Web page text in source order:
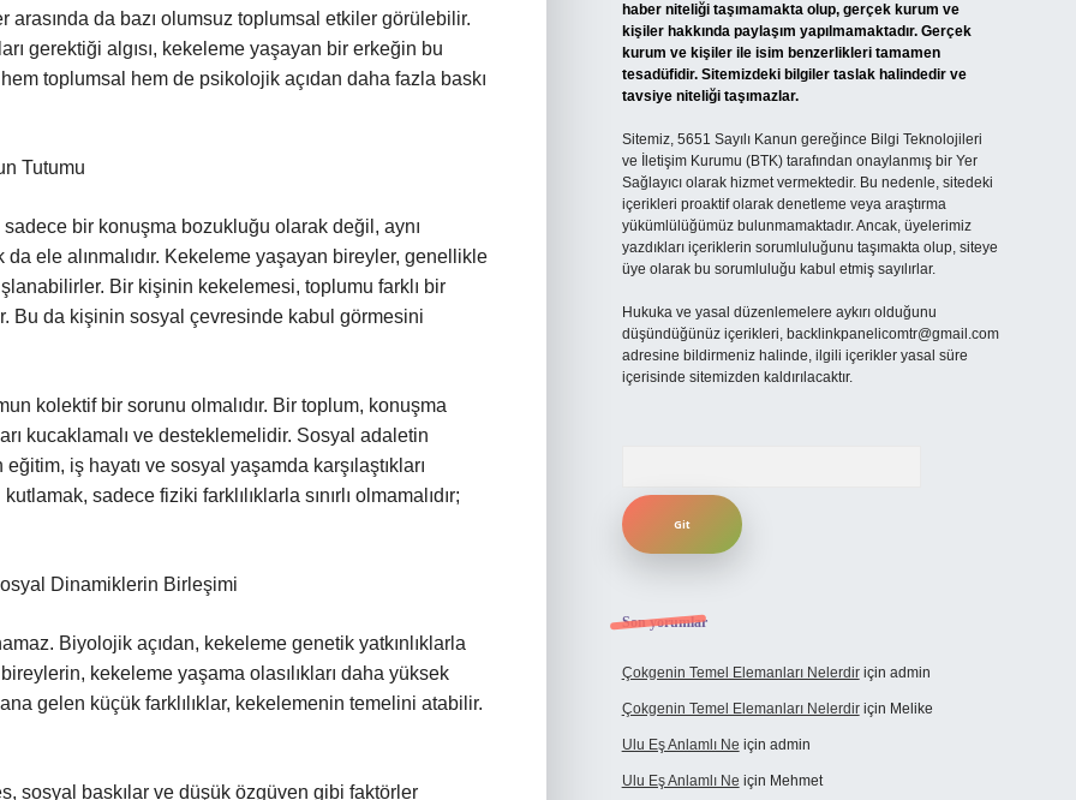
arasında da bazı olumsuz toplumsal etkiler görülebilir.
gerektiği algısı, kekeleme yaşayan bir erkeğin bu
toplumsal hem de psikolojik açıdan daha fazla baskı
Tutumu
bir konuşma bozukluğu olarak değil, aynı
ele alınmalıdır. Kekeleme yaşayan bireyler, genellikle
Bir kişinin kekelemesi, toplumu farklı bir
Bu da kişinin sosyal çevresinde kabul görmesini
kolektif bir sorunu olmalıdır. Bir toplum, konuşma
kucaklamalı ve desteklemelidir. Sosyal adaletin
iş hayatı ve sosyal yaşamda karşılaştıkları
sadece fiziki farklılıklarla sınırlı olmamalıdır;
Dinamiklerin Birleşimi
Biyolojik açıdan, kekeleme genetik yatkınlıklarla
kekeleme yaşama olasılıkları daha yüksek
gelen küçük farklılıklar, kekelemenin temelini atabilir.
sosyal baskılar ve düşük özgüven gibi faktörler
haber niteliği taşımamakta olup, gerçek kurum ve
kişiler hakkında paylaşım yapılmamaktadır. Gerçek
kurum ve kişiler ile isim benzerlikleri tamamen
tesadüfidir. Sitemizdeki bilgiler taslak halindedir ve
tavsiye niteliği taşımazlar.
Sitemiz, 5651 Sayılı Kanun gereğince Bilgi Teknolojileri
ve İletişim Kurumu (BTK) tarafından onaylanmış bir Yer
Sağlayıcı olarak hizmet vermektedir. Bu nedenle, sitedeki
içerikleri proaktif olarak denetleme veya araştırma
yükümlülüğümüz bulunmamaktadır. Ancak, üyelerimiz
yazdıkları içeriklerin sorumluluğunu taşımakta olup, siteye
üye olarak bu sorumluluğu kabul etmiş sayılırlar.
Hukuka ve yasal düzenlemelere aykırı olduğunu
düşündüğünüz içerikleri, backlinkpanelicomtr@gmail.com
adresine bildirmeniz halinde, ilgili içerikler yasal süre
içerisinde sitemizden kaldırılacaktır.
Son yorumlar
Çokgenin Temel Elemanları Nelerdiriçin admin
Çokgenin Temel Elemanları Nelerdiriçin Melike
Ulu Eş Anlamlı Ne için admin
Ulu Eş Anlamlı Ne için Mehmet